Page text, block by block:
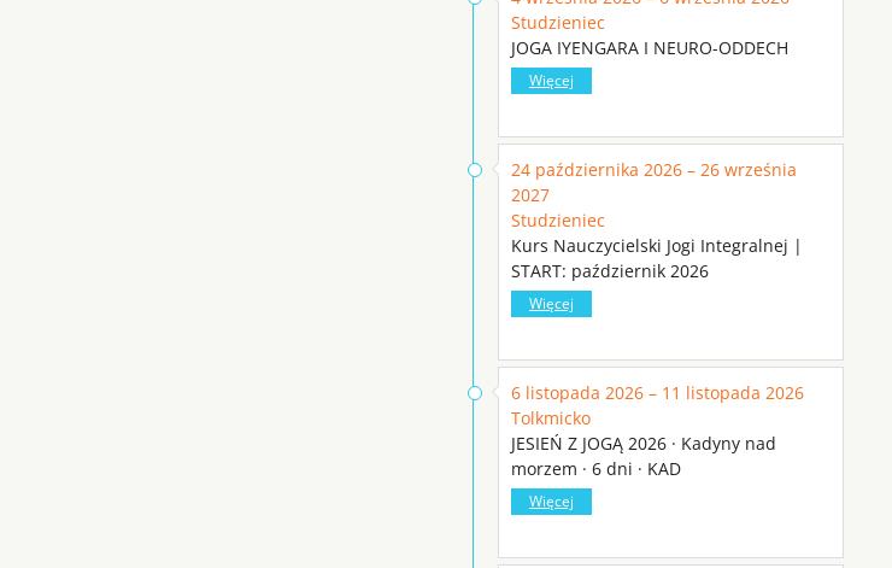
Studzieniec
JOGA IYENGARA I NEURO-ODDECH
Więcej
24 października 2026 – 26 września
2027
Studzieniec
Kurs Nauczycielski Jogi Integralnej |
START: październik 2026
Więcej
6 listopada 2026 – 11 listopada 2026
Tolkmicko
JESIEŃ Z JOGĄ 2026 · Kadyny nad
morzem · 6 dni · KAD
Więcej